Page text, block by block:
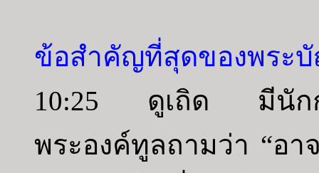
ข้อสำคัญที่สุดของพระ
10:25 ดูเถิด มีนักก
พระองค์ทูลถามว่า “อา